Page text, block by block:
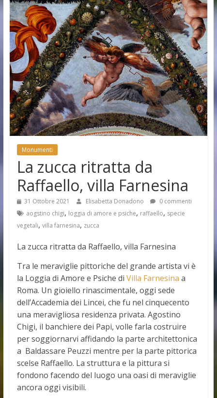
Monumenti
La zucca ritratta da
Raffaello, villa Farnesina
31 Ottobre 2021 Elisabetta Donadono
0 commenti
aogstino chigi, loggia di amore e psiche, raffaello, specie
vegetali, villa farnesina, zucca
La zucca ritratta da Raffaello, villa Farnesina
Tra le meraviglie pittoriche del grande artista vi è
la Loggia di Amore e Psiche di Villa Farnesina a
Roma. Un gioiello rinascimentale, oggi sede
dell’Accademia dei Lincei, che fu nel cinquecento
una meravigliosa residenza privata. Agostino
Chigi, il banchiere dei Papi, volle farla costruire
per soggiornarvi affidando la parte architettonica
a Baldassare Peuzzi mentre per la parte pittorica
scelse Raffaello. La struttura e la pittura si
fondono facendo del luogo una oasi di meraviglie
ancora oggi visibili.